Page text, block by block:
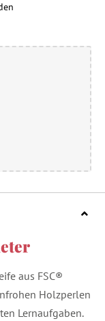
aus FSC®
Holzperlen
Lernaufgaben.